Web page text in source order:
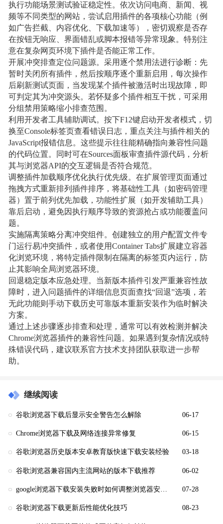
执行功能场景测试验证稳定性。依次访问电商、新闻、视
频等不同类型的网站，尝试启用插件的各项核心功能（例
如广告拦截、内容优化、下载加速等），密切观察是否存
在按钮无响应、界面错乱或脚本报错等异常现象。特别注
意在复杂网页环境下插件是否能正常工作。
开展冲突排查定位问题源。采用逐个禁用法进行诊断：先
暂时关闭所有插件，然后按顺序逐个重新启用，每次操作
后刷新测试页面，当发现某个插件被激活时出现故障，即
可判定其为冲突源头。若怀疑多个插件相互干扰，可采用
分组禁用策略缩小排查范围。
利用开发者工具辅助调试。按下F12键启动开发者模式，切
换至Console标签页查看错误日志，重点关注与插件相关的
JavaScript报错信息。这些提示往往能精确指向兼容性问题
的代码位置。同时可在Sources面板审查插件源代码，分析
其与浏览器API的交互逻辑是否符合规范。
调整插件加载顺序优化执行优先级。在扩展管理页面通过
拖拽方式重新排列插件排序，将基础性工具（如密码管理
器）置于前列优先加载，功能性扩展（如开发辅助工具）
靠后启动，避免因执行顺序导致的资源抢占或功能覆盖问
题。
实施隔离策略分离冲突组件。创建独立的用户配置文件专
门运行易冲突插件，或者使用Container Tabs扩展建立容器
化浏览环境，将特定插件限制在隔离的标签页内运行，防
止其影响全局浏览器环境。
回退稳定版本应急处理。当新版本插件引发严重兼容性故
障时，进入问题插件的详细信息页面查找“回退”选项，若
无此功能则手动下载历史可靠版本重新安装作为临时解决
方案。
通过上述步骤逐步排查和处理，通常可以有效检测并解决
Chrome浏览器插件的兼容性问题。如果遇到复杂情况或特
殊错误代码，建议联系官方技术支持团队获取进一步帮
助。
继续阅读
谷歌浏览器下载后显示安全警告怎么解除 06-17
Chrome浏览器下载及网络连接异常修复 06-15
谷歌浏览器历史版本安卓教育版快速下载安装经验 03-18
谷歌浏览器兼容国内主流网站的版本下载推荐 06-02
google浏览器下载安装失败时如何调整浏览器安全设置 07-28
谷歌浏览器下载更新后性能优化技巧 08-23